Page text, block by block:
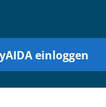
einloggen